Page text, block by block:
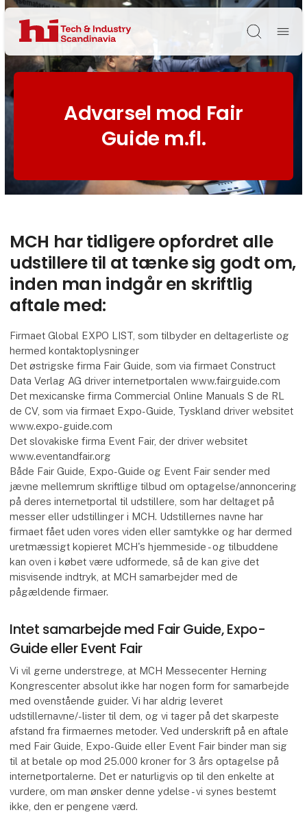
Søg
Advarsel mod Fair
Guide m.fl.
MCH har tidligere opfordret alle
udstillere til at tænke sig godt om,
inden man indgår en skriftlig
aftale med:
Firmaet Global EXPO LIST, som tilbyder en deltagerliste og
hermed kontaktoplysninger
Det østrigske firma Fair Guide, som via firmaet Construct
Data Verlag AG driver internetportalen www.fairguide.com
Det mexicanske firma Commercial Online Manuals S de RL
de CV, som via firmaet Expo-Guide, Tyskland driver websitet
www.expo-guide.com
Det slovakiske firma Event Fair, der driver websitet
www.eventandfair.org
Både Fair Guide, Expo-Guide og Event Fair sender med
jævne mellemrum skriftlige tilbud om optagelse/annoncering
på deres internetportal til udstillere, som har deltaget på
messer eller udstillinger i MCH. Udstillernes navne har
firmaet fået uden vores viden eller samtykke og har dermed
uretmæssigt kopieret MCH's hjemmeside - og tilbuddene
kan oven i købet være udformede, så de kan give det
misvisende indtryk, at MCH samarbejder med de
pågældende firmaer.
Intet samarbejde med Fair Guide, Expo-
Guide eller Event Fair
Vi vil gerne understrege, at MCH Messecenter Herning
Kongrescenter absolut ikke har nogen form for samarbejde
med ovenstående guider. Vi har aldrig leveret
udstillernavne/-lister til dem, og vi tager på det skarpeste
afstand fra firmaernes metoder. Ved underskrift på en aftale
med Fair Guide, Expo-Guide eller Event Fair binder man sig
til at betale op mod 25.000 kroner for 3 års optagelse på
internetportalerne. Det er naturligvis op til den enkelte at
vurdere, om man ønsker denne ydelse - vi synes bestemt
ikke, den er pengene værd.